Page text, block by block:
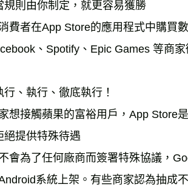
則由你制定，就更容易獲勝
費者在App Store的應用程式中購買
、Spotify、Epic Games 等商
、執行、徹底執行！
想接觸蘋果的富裕用戶，App Store
提供特殊待遇
會為了任何廠商而簽署特殊協議，
系統上架。有些商家認為抽成